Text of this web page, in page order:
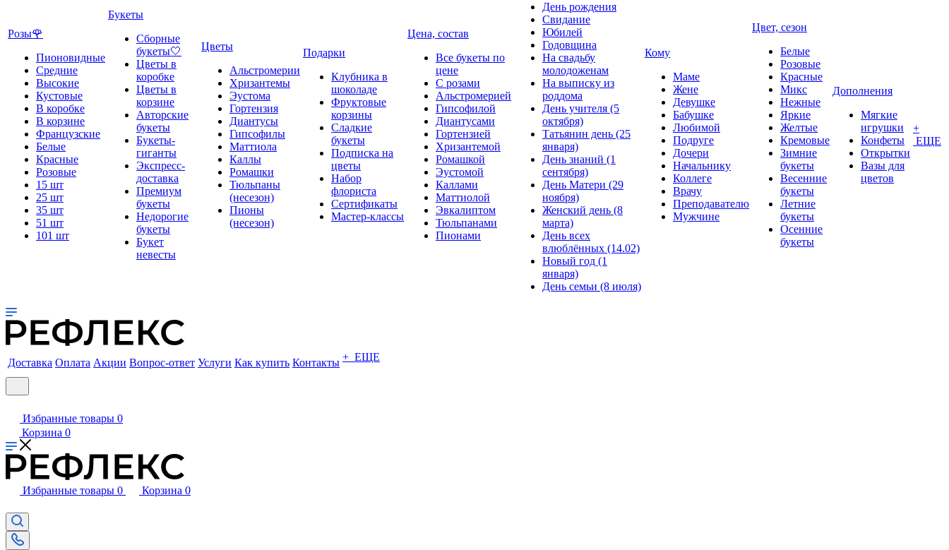
Розы🌹
Пионовидные
Средние
Высокие
Кустовые
В коробке
В корзине
Французские
Белые
Красные
Розовые
15 шт
25 шт
35 шт
51 шт
101 шт
Букеты
Сборные
букеты🤍
Цветы в
коробке
Цветы в
корзине
Авторские
букеты
Букеты-
гиганты
Экспресс-
доставка
Премиум
букеты
Недорогие
букеты
Букет
невесты
Цветы
Альстромерии
Хризантемы
Эустома
Гортензия
Диантусы
Гипсофилы
Маттиола
Каллы
Ромашки
Тюльпаны
(несезон)
Пионы
(несезон)
Подарки
Клубника в
шоколаде
Фруктовые
корзины
Сладкие
букеты
Подписка на
цветы
Набор
флориста
Сертификаты
Мастер-классы
Цена, состав
Все букеты по
цене
С розами
Альстромерией
Гипсофилой
Диантусами
Гортензией
Хризантемой
Ромашкой
Эустомой
Каллами
Маттиолой
Эвкалиптом
Тюльпанами
Пионами
День рождения
Свидание
Юбилей
Годовщина
На свадьбу
молодоженам
На выписку из
роддома
День учителя (5
октября)
Татьянин день (25
января)
День знаний (1
сентября)
День Матери (29
ноября)
Женский день (8
марта)
День всех
влюблённых (14.02)
Новый год (1
января)
День семьи (8 июля)
Кому
Маме
Жене
Девушке
Бабушке
Любимой
Подруге
Дочери
Начальнику
Коллеге
Врачу
Преподавателю
Мужчине
Цвет, сезон
Белые
Розовые
Красные
Микс
Нежные
Яркие
Желтые
Кремовые
Зимние
букеты
Весенние
букеты
Летние
букеты
Осенние
букеты
Дополнения
Мягкие
игрушки
Конфеты
Открытки
Вазы для
цветов
+
ЕЩЕ
Доставка Оплата Акции Вопрос-ответ Услуги Как купить Контакты + ЕЩЕ
Избранные товары 0
Корзина 0
Избранные товары 0 Корзина 0